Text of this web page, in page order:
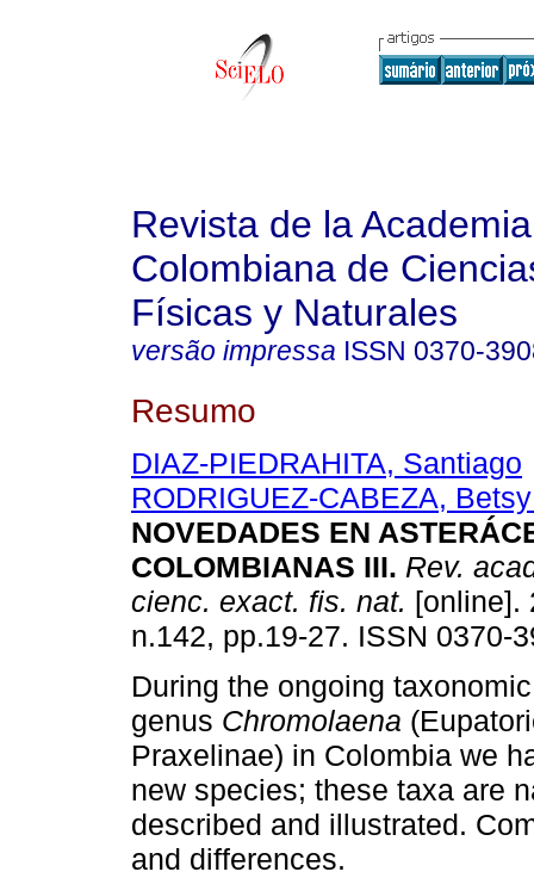
Revista de la Academia
Colombiana de
Físicas y Naturales
versão impressa ISSN 0370-
Resumo
DIAZ-PIEDRAHITA, Santiago
RODRIGUEZ-CABEZA,
NOVEDADES EN
COLOMBIANAS III. Rev.
cienc. exact. fis. nat. [online].
n.142, pp.19-27. ISSN 0370-
During the ongoing
genus Chromolaena
Praxelinae) in Colombia we
new species; these taxa are
described and illustrated.
and differences.